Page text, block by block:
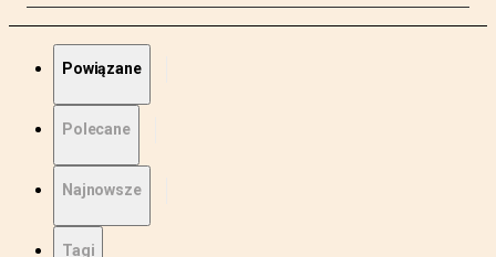
Powiązane
Polecane
Najnowsze
Tagi